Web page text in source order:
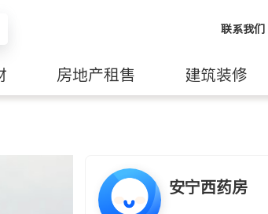
联系我们
房地产租售 建筑装修
安宁西药房